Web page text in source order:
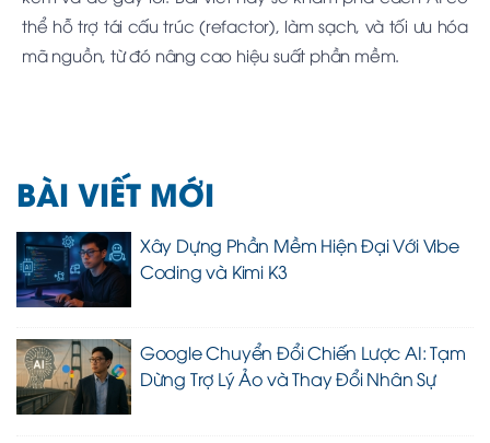
thể hỗ trợ tái cấu trúc (refactor), làm sạch, và tối ưu hóa
mã nguồn, từ đó nâng cao hiệu suất phần mềm.
BÀI VIẾT MỚI
Xây Dựng Phần Mềm Hiện Đại Với Vibe
Coding và Kimi K3
Google Chuyển Đổi Chiến Lược AI: Tạm
Dừng Trợ Lý Ảo và Thay Đổi Nhân Sự